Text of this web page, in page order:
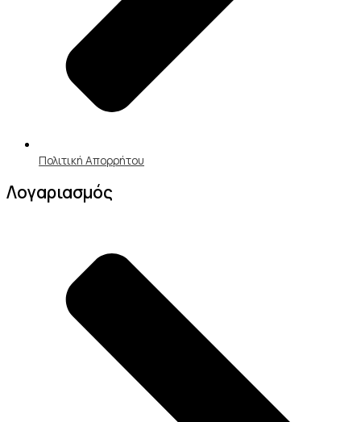
Πολιτική Απορρήτου
Λογαριασμός